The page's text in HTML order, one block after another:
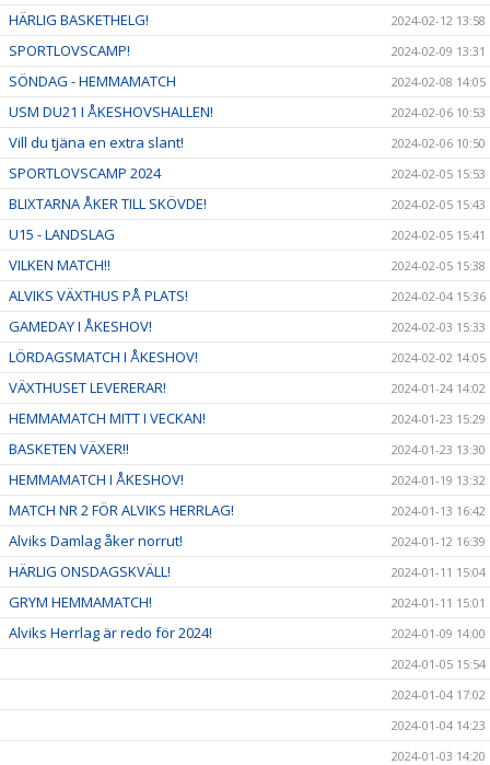
HÄRLIG BASKETHELG! 2024-02-12 13:58
SPORTLOVSCAMP! 2024-02-09 13:31
SÖNDAG - HEMMAMATCH 2024-02-08 14:05
USM DU21 I ÅKESHOVSHALLEN! 2024-02-06 10:53
Vill du tjäna en extra slant! 2024-02-06 10:50
SPORTLOVSCAMP 2024 2024-02-05 15:53
BLIXTARNA ÅKER TILL SKÖVDE! 2024-02-05 15:43
U15 - LANDSLAG 2024-02-05 15:41
VILKEN MATCH!! 2024-02-05 15:38
ALVIKS VÄXTHUS PÅ PLATS! 2024-02-04 15:36
GAMEDAY I ÅKESHOV! 2024-02-03 15:33
LÖRDAGSMATCH I ÅKESHOV! 2024-02-02 14:05
VÄXTHUSET LEVERERAR! 2024-01-24 14:02
HEMMAMATCH MITT I VECKAN! 2024-01-23 15:29
BASKETEN VÄXER!! 2024-01-23 13:30
HEMMAMATCH I ÅKESHOV! 2024-01-19 13:32
MATCH NR 2 FÖR ALVIKS HERRLAG! 2024-01-13 16:42
Alviks Damlag åker norrut! 2024-01-12 16:39
HÄRLIG ONSDAGSKVÄLL! 2024-01-11 15:04
GRYM HEMMAMATCH! 2024-01-11 15:01
Alviks Herrlag är redo för 2024!
2024-01-09 14:00
2024-01-05 15:54
2024-01-04 17:02
2024-01-04 14:23
2024-01-03 14:20